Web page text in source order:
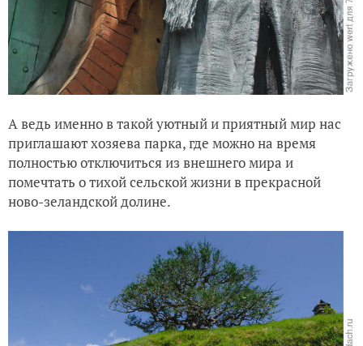
А ведь именно в такой уютный и приятный мир нас
приглашают хозяева парка, где можно на время
полностью отключиться из внешнего мира и
помечтать о тихой сельской жизни в прекрасной
ново-зеландской долине.